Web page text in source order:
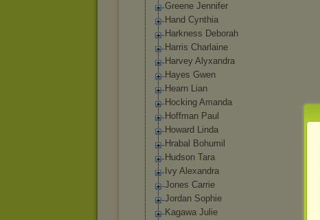
Greene Jennifer
Hand Cynthia
Harkness Deborah
Harris Charlaine
Harvey Alyxandra
Hayes Gwen
Hearn Lian
Hocking Amanda
Hoffman Paul
Howard Linda
Hrabal Bohumil
Hudson Tara
Ivy Alexandra
Jones Carrie
Jordan Sophie
Kagawa Julie